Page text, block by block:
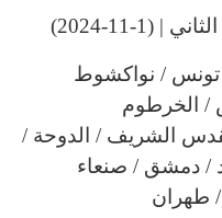
القدس الشريف / الدوحة /
/ دمشق / صنعاء